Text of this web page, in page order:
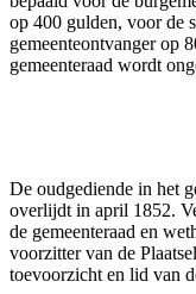
op 400 gulden, voor de
gemeenteontvanger op
gemeenteraad wordt
De oudgediende in het
overlijdt in april 1852.
de gemeenteraad en
voorzitter van de
toevoorzicht en lid van